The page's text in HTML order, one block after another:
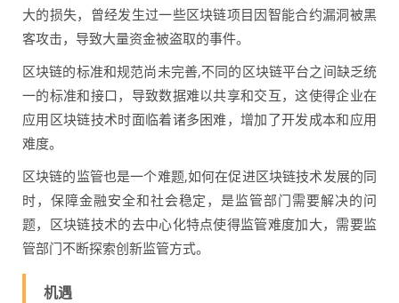
大的损失，曾经发生过一些区块链项目因智能合约漏洞被黑
客攻击，导致大量资金被盗取的事件。
区块链的标准和规范尚未完善,不同的区块链平台之间缺乏统
一的标准和接口，导致数据难以共享和交互，这使得企业在
应用区块链技术时面临着诸多困难，增加了开发成本和应用
难度。
区块链的监管也是一个难题,如何在促进区块链技术发展的同
时，保障金融安全和社会稳定，是监管部门需要解决的问
题，区块链技术的去中心化特点使得监管难度加大，需要监
管部门不断探索创新监管方式。
机遇